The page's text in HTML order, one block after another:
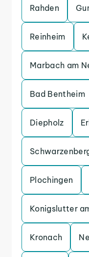
Rahden
Reinheim
Marbach am
Bad Bentheim
Diepholz
Plochingen
Konigslutter
Kronach